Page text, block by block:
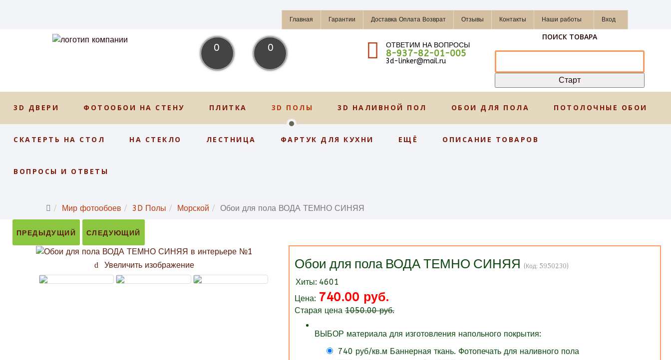
Главная Гарантии Доставка Оплата Возврат Отзывы Контакты Наши работы Вход
0 0 ОТВЕТИМ НА ВОПРОСЫ
8-937-82-01-005
3d-linker@mail.ru
ПОИСК ТОВАРА
3D ДВЕРИ ФОТООБОИ НА СТЕНУ ПЛИТКА 3D ПОЛЫ 3D НАЛИВНОЙ ПОЛ ОБОИ ДЛЯ ПОЛА ПОТОЛОЧНЫЕ ОБОИ
СКАТЕРТЬ НА СТОЛ НА СТЕКЛО ЛЕСТНИЦА ФАРТУК ДЛЯ КУХНИ ЕЩЁ ОПИСАНИЕ ТОВАРОВ
ВОПРОСЫ И ОТВЕТЫ
Мир фотообоев 3D Полы Морской Обои для пола ВОДА ТЕМНО СИНЯЯ
ПРЕДЫДУЩИЙ СЛЕДУЮЩИЙ
Увеличить изображение Обои для пола ВОДА ТЕМНО СИНЯЯ (Код: 5950230)
Хиты: 4601
Цена: 740.00 руб.
Старая цена1050.00 руб.
ВЫБОР материала для изготовления напольного покрытия:
740 руб/кв.м Баннерная ткань. Фотопечать для наливного пола